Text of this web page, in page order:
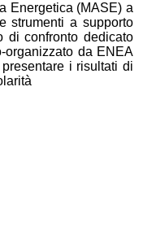
Energetica (MASE) a
strumenti a supporto
di confronto dedicato
organizzato da ENEA
i risultati di